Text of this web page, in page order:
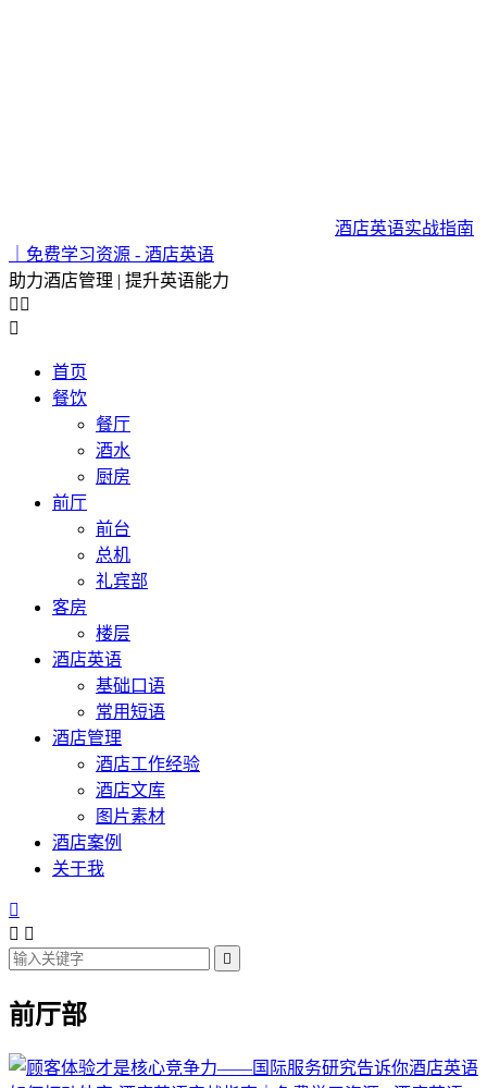
酒店英语实战指南
｜免费学习资源 - 酒店英语
助力酒店管理 | 提升英语能力
 

首页
餐饮
餐厅
酒水
厨房
前厅
前台
总机
礼宾部
客房
楼层
酒店英语
基础口语
常用短语
酒店管理
酒店工作经验
酒店文库
图片素材
酒店案例
关于我

 

前厅部